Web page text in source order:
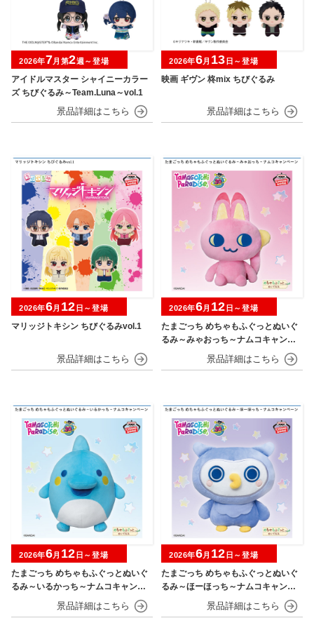
アイドルマスター シャイニーカラー
ズ ちびぐるみ～Team.Luna～vol.1
2026年7月第2週～登場
映画 ギヴン 柊mix ちびぐるみ
2026年6月 13 日～登場
マリッジトキシン ちびぐるみvol.1
2026年6月 12 日～登場
たまごっち めちゃもふぐっとぬいぐ
るみ～みゃおっち～ナムコキャンペ
2026年6月 12 日～登場
たまごっち めちゃもふぐっとぬいぐ
るみ～いるかっち～ナムコキャンペ
2026年6月 12 日～登場
たまごっち めちゃもふぐっとぬいぐ
るみ～ほーほっち～ナムコキャンペ
2026年6月 12 日～登場